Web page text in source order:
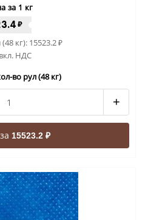
за 1 кг
₽
кг): 15523.2₽
вкл. НДС
во рул (48 кг)
+
15523.2 ₽